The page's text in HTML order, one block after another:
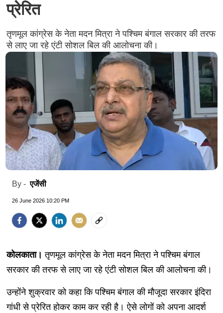
प्रेरित
तृणमूल कांग्रेस के नेता मदन मित्रा ने पश्चिम बंगाल सरकार की तरफ
से लाए जा रहे एंटी सोशल बिल की आलोचना की।
By -एजेंसी
26 June 2026 10:20 PM
कोलकाता। तृणमूल कांग्रेस के नेता मदन मित्रा ने पश्चिम बंगाल
सरकार की तरफ से लाए जा रहे एंटी सोशल बिल की आलोचना की।
उन्होंने शुक्रवार को कहा कि पश्चिम बंगाल की मौजूदा सरकार इंदिरा
गांधी से प्रेरित होकर काम कर रही है। ऐसे लोगों को अपना आदर्श